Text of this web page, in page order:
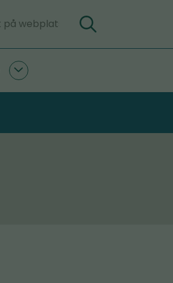
Sök
Circwaste
undersidor